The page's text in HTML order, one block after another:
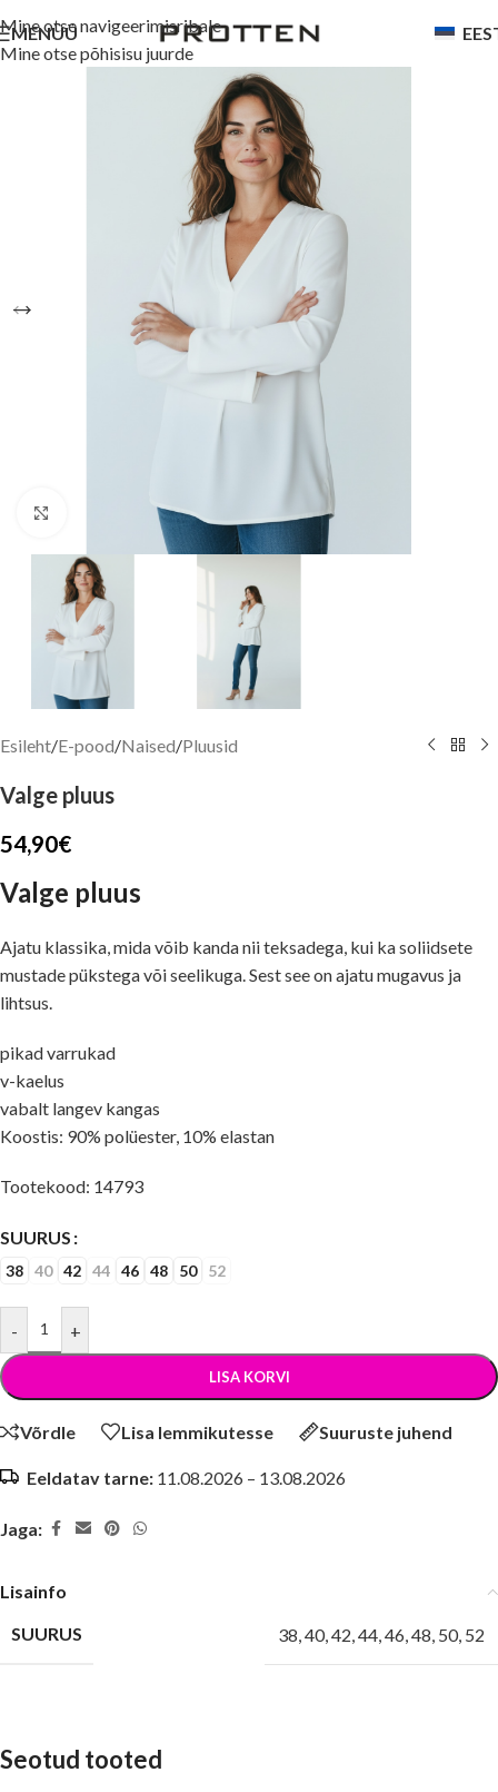
Mine otse navigeerimisribale
Mine otse põhisisu juurde
MENÜÜ
Suurenda pilti
Esileht/E-pood/Naised/Pluusid
Valge pluus
54,90€
Valge pluus
Ajatu klassika, mida võib kanda nii teksadega, kui ka soliidsete
mustade pükstega või seelikuga. Sest see on ajatu mugavus ja
lihtsus.
pikad varrukad
v-kaelus
vabalt langev kangas
Koostis: 90% polüester, 10% elastan
Tootekood: 14793
SUURUS
38 40 42 44 46 48 50 52
- +
LISA KORVI
Võrdle Lisa lemmikutesse Suuruste juhend
Eeldatav tarne: 11.08.2026 – 13.08.2026
Jaga:
Lisainfo
SUURUS
38,40,42,44,46,48, 50, 52
Seotud tooted